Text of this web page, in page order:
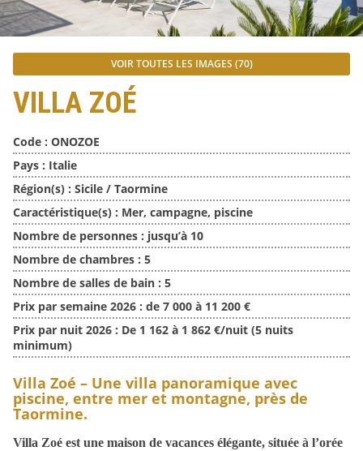
VOIR TOUTES LES IMAGES (70)
VILLA ZOÉ
Code : ONOZOE
Pays : Italie
Région(s) : Sicile / Taormine
Caractéristique(s) : Mer, campagne, piscine
Nombre de personnes : jusqu’à 10
Nombre de chambres : 5
Nombre de salles de bain : 5
Prix par semaine 2026 : de 7 000 à 11 200 €
Prix par nuit 2026 : De 1 162 à 1 862 €/nuit (5 nuits
minimum)
Villa Zoé – Une villa panoramique avec
piscine, entre mer et montagne, près de
Taormine.
Villa Zoé est une maison de vacances élégante, située à l’orée